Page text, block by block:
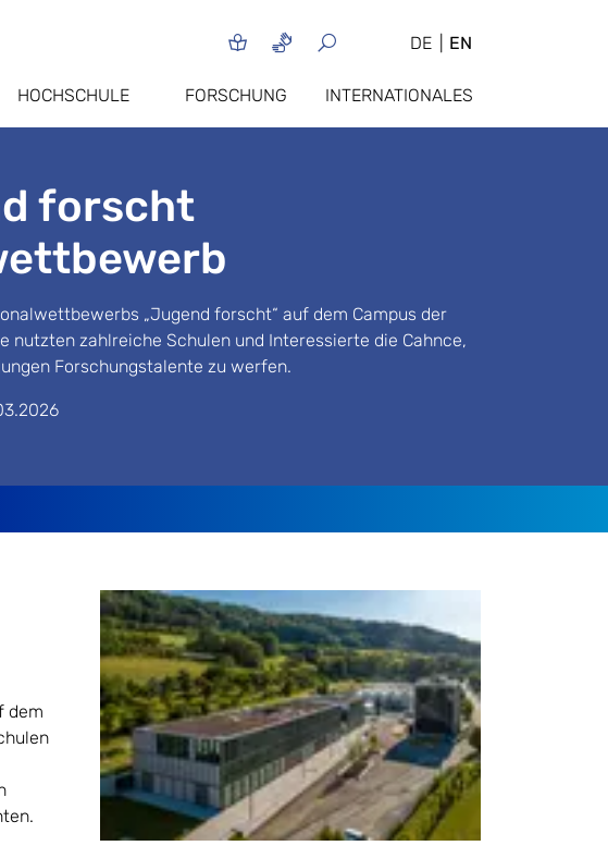
DE EN
HOCHSCHULE FORSCHUNG INTERNATIONALES
forscht
„Jugend forscht“ auf dem Campus der
nutzten zahlreiche Schulen und Interessierte die Cahnce,
Forschungstalente zu werfen.
dem